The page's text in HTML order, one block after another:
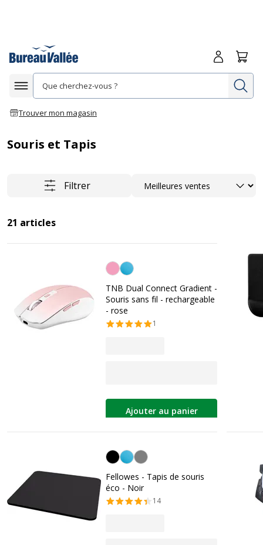
Afficher la navigation
Trouver mon magasin
Me
Souris et Tapis
Filtrer Trier
21 articles
Rose
TNB Dual Connect Gradient -
Souris sans fil - rechargeable
- rose
1
Ajouter au panier
Noir
Fellowes - Tapis de souris
éco - Noir
14